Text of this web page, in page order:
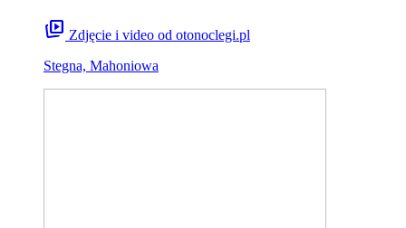
animated_images Zdjęcie i video od otonoclegi.pl
Stegna, Mahoniowa